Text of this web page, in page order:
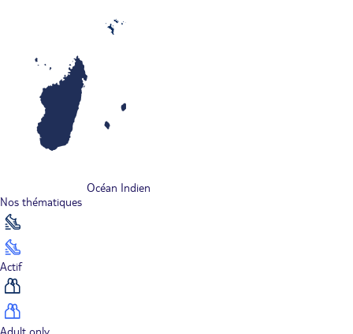
Océan Indien
Nos thématiques
Actif